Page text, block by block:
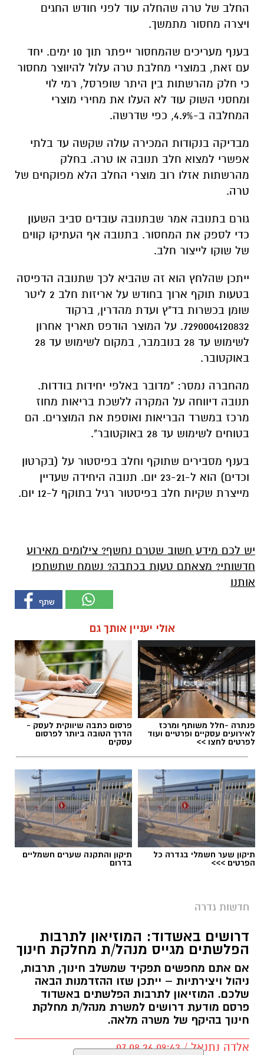
החלב של טרה שהחלה עוד לפני חודש החגים
ויצרה מחסור מתמשך.
בענף מעריכים שהמחסור ייפתר תוך 10 ימים. יחד
עם זאת, במוצרי מחלבת טרה עלול להיווצר מחסור
כי חלק מהרשתות בין היתר שופרסל, רמי לוי
ומחסני השוק עוד לא העלו את מחירי מוצרי
המחלבה ב-4.9%, כפי שדרשה.
מבדיקה בנקודות המכירה עולה שקשה עד בלתי
אפשרי למצוא חלב תנובה או טרה. בחלק
מהרשתות אזלו רוב מוצרי החלב הלא מפוקחים של
טרה.
גורם בתנובה אמר שבתנובה עובדים סביב השעון
כדי לספק את המחסור. בתנובה אף העתיקו קווים
של שוקו לייצור חלב.
ייתכן שהלחץ הוא זה שהביא לכך שתנובה הדפיסה
בטעות תוקף ארוך בחודש על אריזות חלב 2 ליטר
שומן בכשרות בד"ץ ועדת מהדרין, ברקוד
7290004120832. על המוצר הודפס תאריך אחרון
לשימוש עד 28 בנובמבר, במקום לשימוש עד 28
באוקטובר.
מהחברה נמסר: "מדובר באלפי יחידות בודדות.
תנובה דיווחה על המקרה ללשכת בריאות מחוז
מרכז במשרד הבריאות ואוספת את המוצרים. הם
בטוחים לשימוש עד 28 באוקטובר".
בענף מסבירים שתוקף וחלב בפיסטור על (בקרטון
וכדים) הוא ל-23-21 יום. תנובה היחידה שעדיין
מייצרת שקיות חלב בפיסטור רגיל בתוקף ל-12 יום.
יש לכם מידע חשוב שטרם נחשף? צילומים מאירוע
חדשותי? מצאתם טעות בכתבה? נשמח שתשתפו
אותנו
אולי יעניין אותך גם
פנתרה -חלל משותף ומרכז
לאירועים עסקיים ופרטיים ועוד
לפרטים לחצו >>
פרסום כתבה שיווקית לעסק -
הדרך הטובה ביותר לפרסום
עסקים
תיקון שער חשמלי בגדרה כל
הפרטים >>>
תיקון והתקנה שערים חשמליים
בדרום
חדשות גדרה
דרושים באשדוד: המוזיאון לתרבות
הפלשתים מגייס מנהל/ת מחלקת חינוך
אם אתם מחפשים תפקיד שמשלב חינוך, תרבות,
ניהול ויצירתיות – ייתכן שזו ההזדמנות הבאה
שלכם. המוזיאון לתרבות הפלשתים באשדוד
פרסם מודעת דרושים למשרת מנהל/ת מחלקת
חינוך בהיקף של משרה מלאה.
אלדה נתנאל / 09:43 07.08.26